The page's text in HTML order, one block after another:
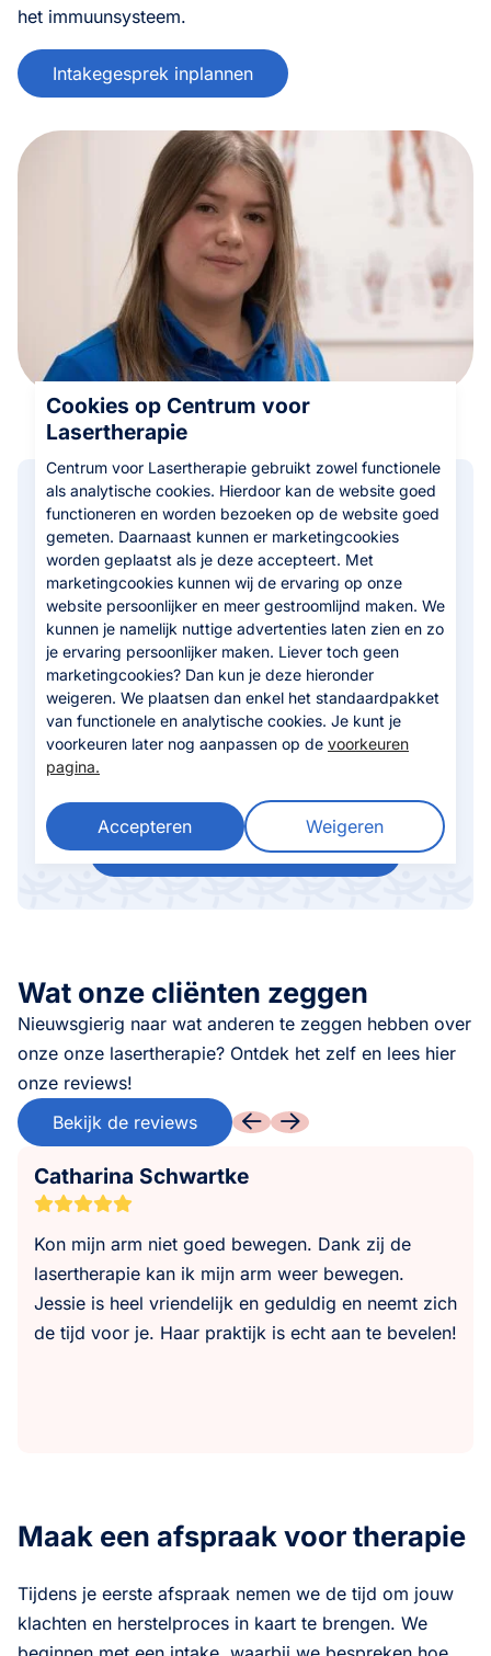
het immuunsysteem.
Intakegesprek inplannen
Focus op conditie en energie
Naast de lasertherapie kijken we ook naar de
belastbaarheid van de patiënt. Veel mensen met
long COVID hebben moeite om hun energie terug
te krijgen en hun spierkracht op te bouwen.
Daarom combineren we de therapie vaak met een
traject om conditie en kracht geleidelijk te
verbeteren. Met deze aanpak helpen we je om niet
alleen de klachten te verlichten, maar ook om
jouw algehele herstel te versnellen.
Vrijblijvend contact opnemen
Wat onze cliënten zeggen
Nieuwsgierig naar wat anderen te zeggen hebben over
onze onze lasertherapie? Ontdek het zelf en lees hier
onze reviews!
Bekijk de reviews
Catharina Schwartke
Kon mijn arm niet goed bewegen. Dank zij de
lasertherapie kan ik mijn arm weer bewegen.
Jessie is heel vriendelijk en geduldig en neemt zich
de tijd voor je. Haar praktijk is echt aan te bevelen!
Maak een afspraak voor therapie
Tijdens je eerste afspraak nemen we de tijd om jouw
klachten en herstelproces in kaart te brengen. We
Cookies op Centrum voor
Lasertherapie
Centrum voor Lasertherapie gebruikt zowel functionele
als analytische cookies. Hierdoor kan de website goed
functioneren en worden bezoeken op de website goed
gemeten. Daarnaast kunnen er marketingcookies
worden geplaatst als je deze accepteert. Met
marketingcookies kunnen wij de ervaring op onze
website persoonlijker en meer gestroomlijnd maken. We
kunnen je namelijk nuttige advertenties laten zien en zo
je ervaring persoonlijker maken. Liever toch geen
marketingcookies? Dan kun je deze hieronder
weigeren. We plaatsen dan enkel het standaardpakket
van functionele en analytische cookies. Je kunt je
voorkeuren later nog aanpassen op de voorkeuren
pagina.
Accepteren Weigeren